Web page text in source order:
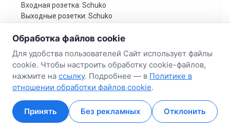
Главная Кабинет Избранные Сравнение
Главная Кабинет Избранные Сравнение
Входная розетка: Schuko
Выходные розетки: Schuko
Эффективная мощность: 2200 Вт
ГАРАНТИЙНЫЙ СРОК
12 мес.
Цена за
22.51 руб.
Обработка файлов cookie
Для удобства пользователей Сайт использует файлы
cookie. Чтобы настроить обработку cookie-файлов,
нажмите на ссылку. Подробнее — в Политике в
отношении обработки файлов cookie.
Принять Без рекламных Отклонить